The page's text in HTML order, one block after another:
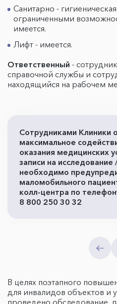
Санитарно -
ограниченными
имеется.
Лифт - имеется.
Ответственный -
справочной службы и
находящийся на рабочем
Сотрудниками Клиники
максимальное
оказания медицинских
записи на исследование
необходимо
маломобильного
колл-центра по
8 800 250 30 32
В целях поэтапного
для инвалидов объектов и
проведено обследование,